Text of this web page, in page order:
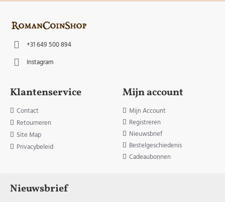
+31 649 500 894
Instagram
Klantenservice
Contact
Retourneren
Site Map
Privacybeleid
Mijn account
Mijn Account
Registreren
Nieuwsbrief
Bestelgeschiedenis
Cadeaubonnen
Nieuwsbrief